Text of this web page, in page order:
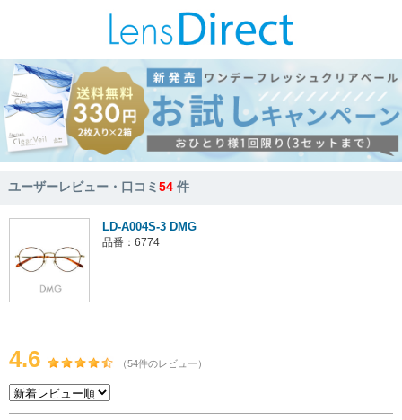
ユーザーレビュー・口コミ54 件
LD-A004S-3 DMG
品番：6774
4.6 （54件のレビュー）